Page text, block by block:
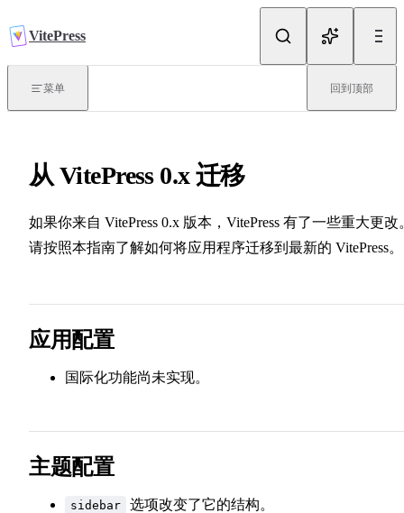
VitePress
菜单 回到顶部
快速开始
路由
写作
资源处理
从 VitePress 0.x 迁移
如果你来自 VitePress 0.x 版本，VitePress 有了一些重大更改
请按照本指南了解如何将应用程序迁移到最新的 VitePress。
应用配置
国际化功能尚未实现。
主题配置
sidebar 选项改变了它的结构。